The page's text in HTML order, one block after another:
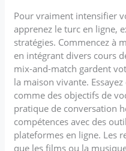
Pour vraiment intensifier
apprenez le turc en ligne,
stratégies. Commencez à
en intégrant divers cours
mix-and-match gardent
la maison vivante.
comme des objectifs de
pratique de conversation
compétences avec des
plateformes en ligne. Les
que les films ou la